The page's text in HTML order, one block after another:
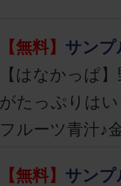
【無料】 サンプ
【はなかっぱ
がたっぷりは
フルーツ青汁♪
【無料】 サンプ